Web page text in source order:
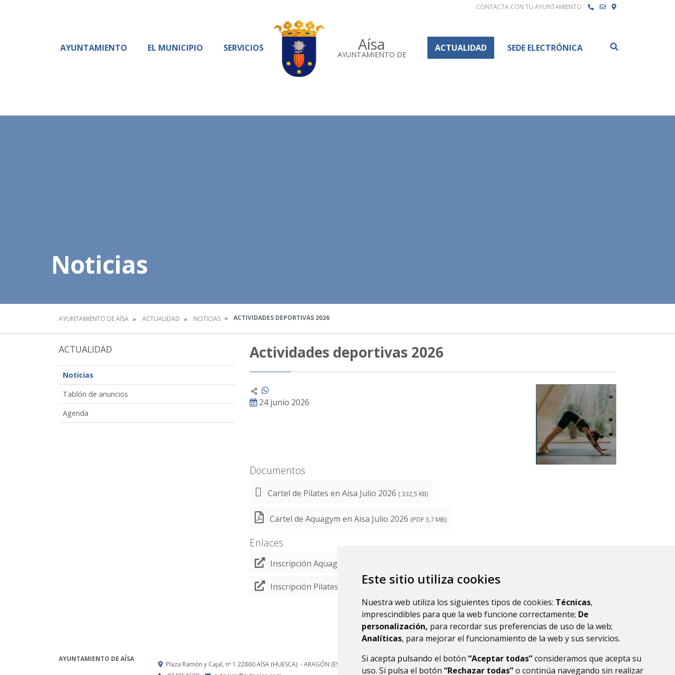
Este sitio utiliza cookies
Nuestra web utiliza los siguientes tipos de cookies: Técnicas,
imprescindibles para que la web funcione correctamente; De
personalización, para recordar sus preferencias de uso de la web;
Analíticas, para mejorar el funcionamiento de la web y sus servicios.
Si acepta pulsando el botón “Aceptar todas”consideramos que acepta su
uso. Si pulsa el botón “Rechazar todas”o continúa navegando sin realizar
CONTACTA CON TU AYUNTAMIENTO
Aísa
AYUNTAMIENTO DE
AYUNTAMIENTO EL MUNICIPIO SERVICIOS ACTUALIDAD SEDE ELECTRÓNICA
Noticias
AYUNTAMIENTO DE AÍSA ACTUALIDAD NOTICIAS ACTIVIDADES DEPORTIVAS 2026
ACTUALIDAD
Noticias
Tablón de anuncios
Agenda
Actividades deportivas 2026
24 junio 2026
Documentos
Cartel de Pilates en Aisa Julio 2026 ( 332,5 KB)
Cartel de Aquagym en Aisa Julio 2026 (PDF 3,7 MB)
Enlaces
Inscripción Aquagym
Inscripción Pilates
AYUNTAMIENTO DE AÍSA
Plaza Ramón y Cajal, nº 1 22860AÍSA (HUESCA) - ARAGÓN (ESPAÑA)